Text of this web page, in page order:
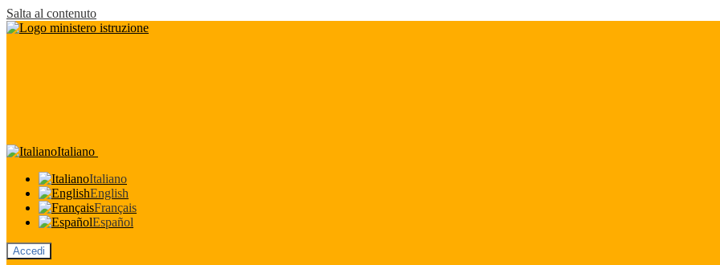
Salta al contenuto
Italiano
Italiano
English
Français
Español
Accedi